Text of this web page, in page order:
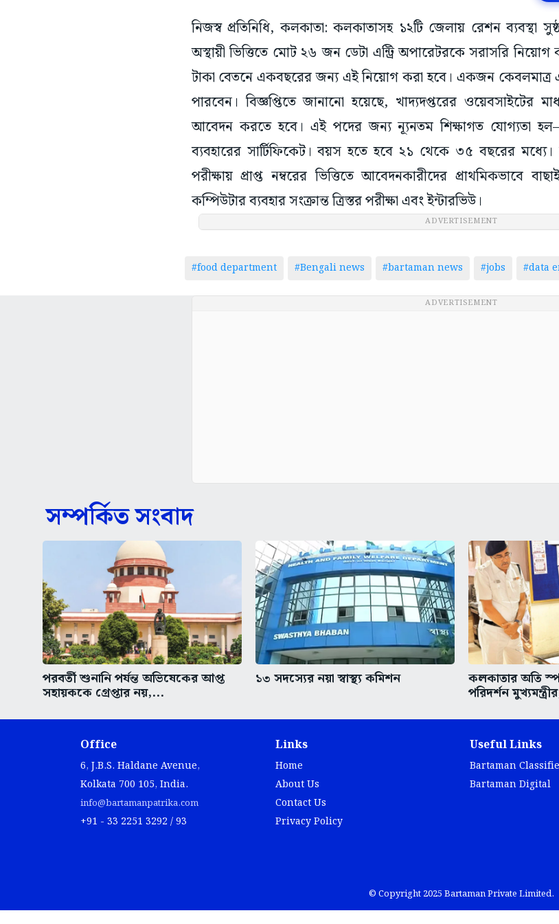
নিজস্ব প্রতিনিধি, কলকাতা: কলকাতাসহ ১২টি জেলায় রেশন ব্যবস্থা
অস্থায়ী ভিত্তিতে মোট ২৬ জন ডেটা এন্ট্রি অপারেটরকে সরাসরি
টাকা বেতনে একবছরের জন্য এই নিয়োগ করা হবে। একজন
পারবেন। বিজ্ঞপ্তিতে জানানো হয়েছে, খাদ্যদপ্তরের
আবেদন করতে হবে। এই পদের জন্য ন্যূনতম শিক্ষাগত যোগ্যতা
ব্যবহারের সার্টিফিকেট। বয়স হতে হবে ২১ থেকে ৩৫ বছরের মধ্যে।
পরীক্ষায় প্রাপ্ত নম্বরের ভিত্তিতে আবেদনকারীদের প্রাথমিকভাবে
কম্পিউটার ব্যবহার সংক্রান্ত ত্রিস্তর পরীক্ষা এবং ইন্টারভিউ।
ADVERTISEMENT
#food department #Bengali news #bartaman news #jobs #data
ADVERTISEMENT
সম্পর্কিত সংবাদ
পরবর্তী শুনানি পর্যন্ত অভিষেকের আপ্ত
সহায়ককে গ্রেপ্তার নয়,...
১৩ সদস্যের নয়া স্বাস্থ্য কমিশন কলকাতার অতি
পরিদর্শন
Office
6, J.B.S. Haldane Avenue,
Kolkata 700 105, India.
info@bartamanpatrika.com
+91 - 33 2251 3292 / 93
Links
Home
About Us
Contact Us
Privacy Policy
Useful Links
Bartaman
Bartaman Digital
© Copyright 2025 Bartaman Private Limited.